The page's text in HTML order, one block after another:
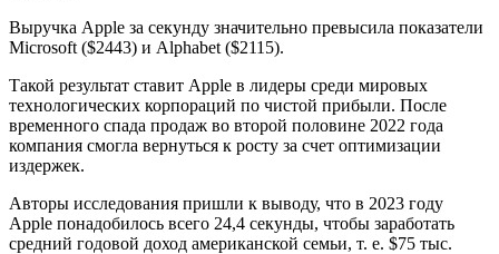
Выручка Apple за секунду значительно превысила показатели
Microsoft ($2443) и Alphabet ($2115).
Такой результат ставит Apple в лидеры среди мировых
технологических корпораций по чистой прибыли. После
временного спада продаж во второй половине 2022 года
компания смогла вернуться к росту за счет оптимизации
издержек.
Авторы исследования пришли к выводу, что в 2023 году
Apple понадобилось всего 24,4 секунды, чтобы заработать
средний годовой доход американской семьи, т. е. $75 тыс.